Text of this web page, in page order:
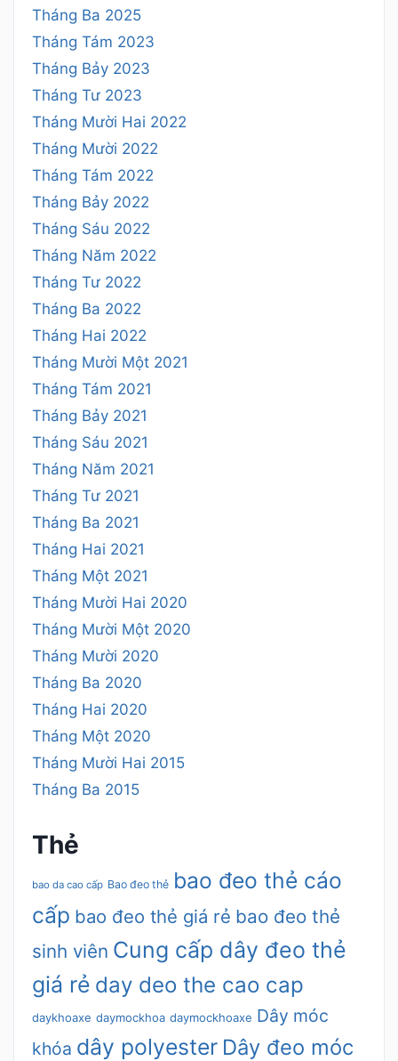
Tháng Ba 2025
Tháng Tám 2023
Tháng Bảy 2023
Tháng Tư 2023
Tháng Mười Hai 2022
Tháng Mười 2022
Tháng Tám 2022
Tháng Bảy 2022
Tháng Sáu 2022
Tháng Năm 2022
Tháng Tư 2022
Tháng Ba 2022
Tháng Hai 2022
Tháng Mười Một 2021
Tháng Tám 2021
Tháng Bảy 2021
Tháng Sáu 2021
Tháng Năm 2021
Tháng Tư 2021
Tháng Ba 2021
Tháng Hai 2021
Tháng Một 2021
Tháng Mười Hai 2020
Tháng Mười Một 2020
Tháng Mười 2020
Tháng Ba 2020
Tháng Hai 2020
Tháng Một 2020
Tháng Mười Hai 2015
Tháng Ba 2015
Thẻ
bao da cao cấp Bao đeo thẻ bao đeo thẻ cáo
cấp bao đeo thẻ giá rẻ bao đeo thẻ
sinh viên Cung cấp dây đeo thẻ
giá rẻ day deo the cao cap
daykhoaxe daymockhoa daymockhoaxe Dây móc
khóa dây polyester Dây đeo móc